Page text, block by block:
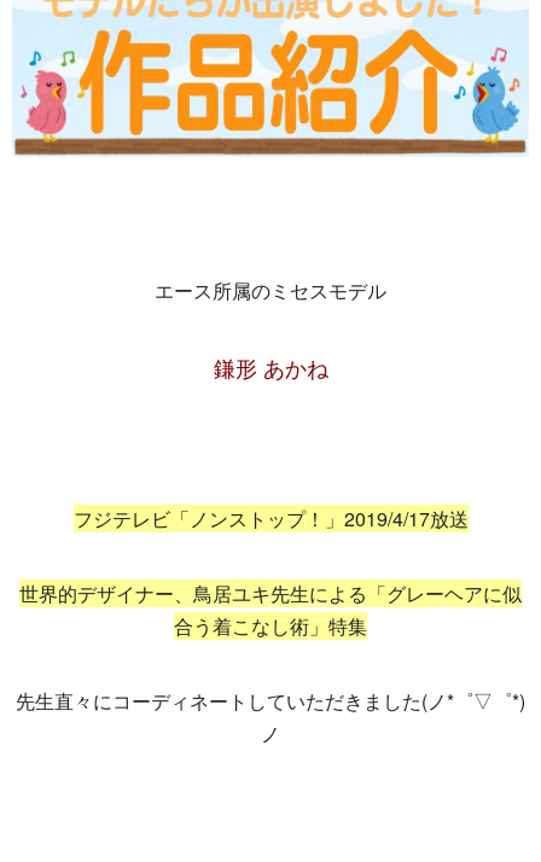
エース所属のミセスモデル
鎌形 あかね
フジテレビ「ノンストップ！」2019/4/17放送
世界的デザイナー、鳥居ユキ先生による「グレーヘアに似
合う着こなし術」特集
先生直々にコーディネートしていただきました(ノ*゜▽゜*)
ノ